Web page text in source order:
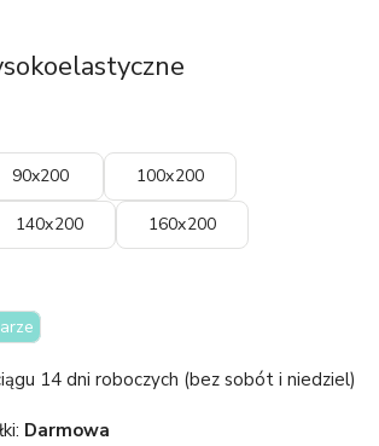
90x200 100x200
140x200 160x200
14 dni roboczych (bez sobót i niedziel)
Darmowa